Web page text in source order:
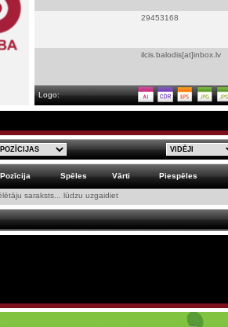
29453168
ilcis.balodis[at]inbox.lv
Logo:
Pozīcija Spēles Vārti Piespēles
saraksts... lūdzu uzgaidiet